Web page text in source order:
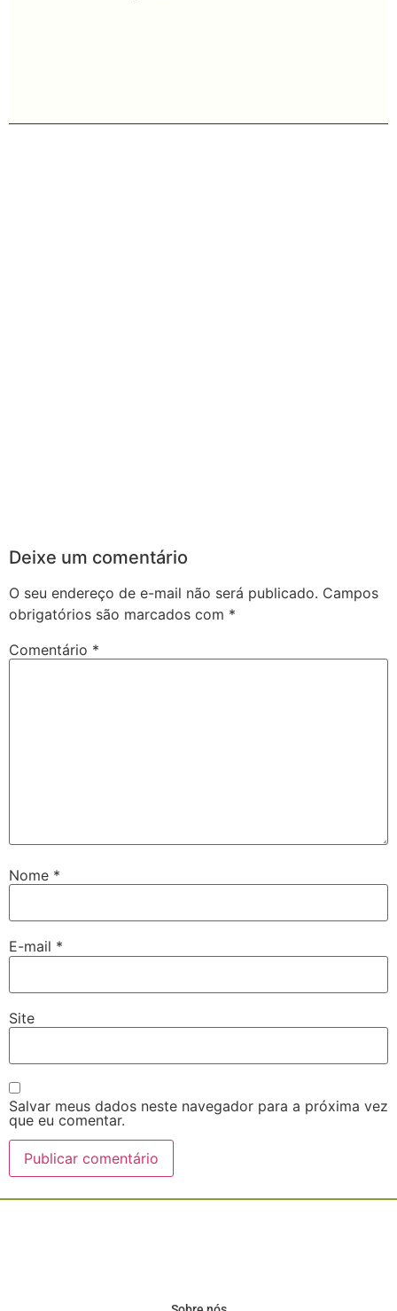
Deixe um comentário
O seu endereço de e-mail não será publicado. Campos
obrigatórios são marcados com *
Comentário *
Nome *
E-mail *
Site
Salvar meus dados neste navegador para a próxima vez
que eu comentar.